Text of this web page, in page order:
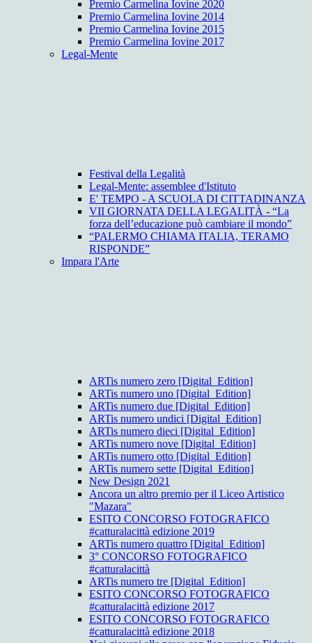
Premio Carmelina Iovine 2020
Premio Carmelina Iovine 2014
Premio Carmelina Iovine 2015
Premio Carmelina Iovine 2017
Legal-Mente
Festival della Legalità
Legal-Mente: assemblee d'Istituto
E' TEMPO - A SCUOLA DI CITTADINANZA
VII GIORNATA DELLA LEGALITÀ - “La
forza dell’educazione può cambiare il mondo”
“PALERMO CHIAMA ITALIA, TERAMO
RISPONDE”
Impara l'Arte
ARTis numero zero [Digital_Edition]
ARTis numero uno [Digital_Edition]
ARTis numero due [Digital_Edition]
ARTis numero undici [Digital_Edition]
ARTis numero dieci [Digital_Edition]
ARTis numero nove [Digital_Edition]
ARTis numero otto [Digital_Edition]
ARTis numero sette [Digital_Edition]
New Design 2021
Ancora un altro premio per il Liceo Artistico
"Mazara"
ESITO CONCORSO FOTOGRAFICO
#catturalacittà edizione 2019
ARTis numero quattro [Digital_Edition]
3° CONCORSO FOTOGRAFICO
#catturalacittà
ARTis numero tre [Digital_Edition]
ESITO CONCORSO FOTOGRAFICO
#catturalacittà edizione 2017
ESITO CONCORSO FOTOGRAFICO
#catturalacittà edizione 2018